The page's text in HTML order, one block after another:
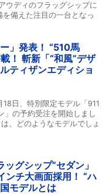
ウディのフラッグシップに
備えた注目の一台となっ
」発表！ “510馬
！ 斬新「“和風”デザ
ティザンエディショ
日、特別限定モデル「911
」の予約受注を開始しまし
、どのようなモデルでしょ
グシップ”セダン」
ンチ大画面採用！ “ハ
モデルとは